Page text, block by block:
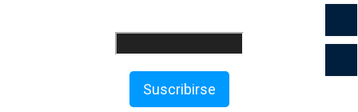
Suscribirse